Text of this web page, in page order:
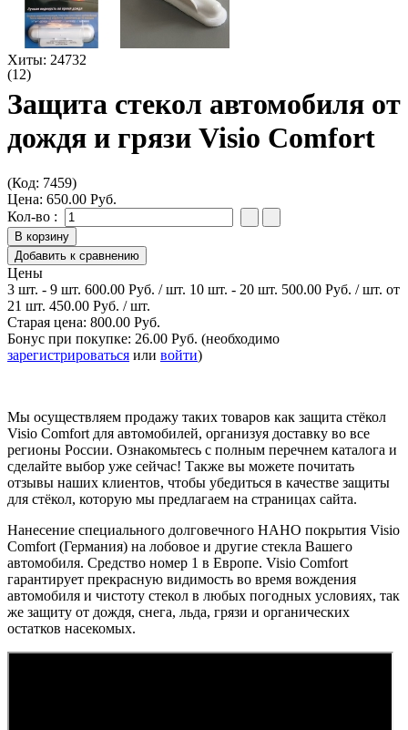
Хиты: 24732
(12)
Защита стекол автомобиля от
дождя и грязи Visio Comfort
(Код: 7459)
Цена: 650.00 Руб.
Кол-во :
Цены
3 шт. - 9 шт. 600.00 Руб. / шт. 10 шт. - 20 шт. 500.00 Руб. / шт. от
21 шт. 450.00 Руб. / шт.
Старая цена: 800.00 Руб.
Бонус при покупке: 26.00 Руб. (необходимо
зарегистрироваться или войти)
Мы осуществляем продажу таких товаров как защита стёкол
Visio Comfort для автомобилей, организуя доставку во все
регионы России. Ознакомьтесь с полным перечнем каталога и
сделайте выбор уже сейчас! Также вы можете почитать
отзывы наших клиентов, чтобы убедиться в качестве защиты
для стёкол, которую мы предлагаем на страницах сайта.
Нанесение специального долговечного НАНО покрытия Visio
Comfort (Германия) на лобовое и другие стекла Вашего
автомобиля. Средство номер 1 в Европе. Visio Comfort
гарантирует прекрасную видимость во время вождения
автомобиля и чистоту стекол в любых погодных условиях, так
же защиту от дождя, снега, льда, грязи и органических
остатков насекомых.